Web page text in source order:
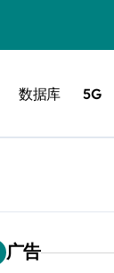
数据库 5G
广告